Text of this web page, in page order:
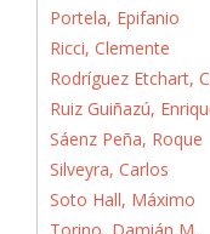
Portela, Epifanio
Ricci, Clemente
Rodríguez Etchart,
Ruiz Guiñazú,
Sáenz Peña, Roque
Silveyra, Carlos
Soto Hall, Máximo
Torino, Damián M.